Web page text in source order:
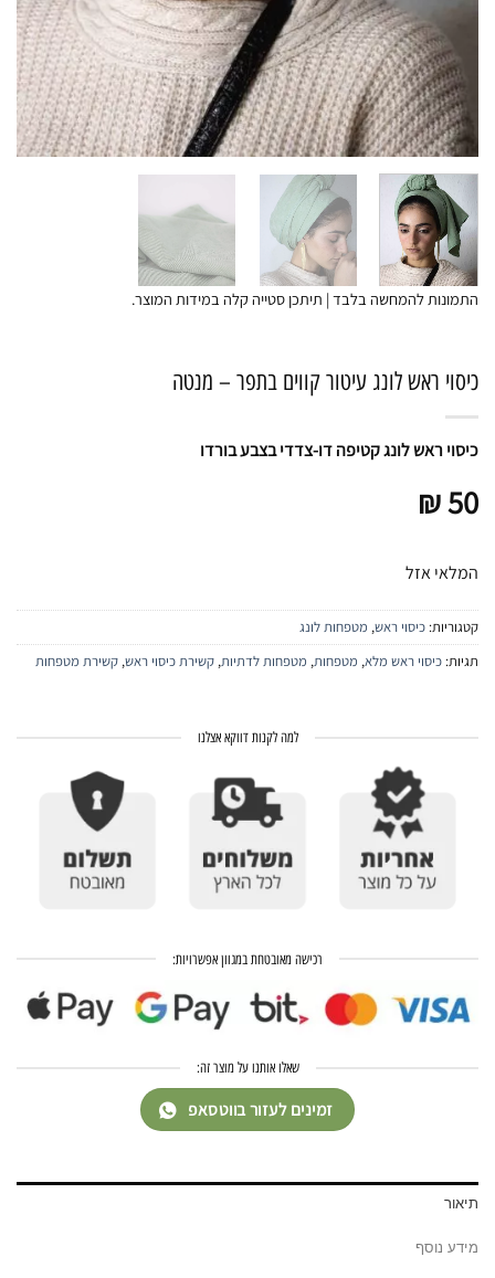
התמונות להמחשה בלבד | תיתכן סטייה קלה במידות המוצר.
כיסוי ראש לונג עיטור קווים בתפר – מנטה
כיסוי ראש לונג קטיפה דו-צדדי בצבע בורדו
₪50
המלאי אזל
קטגוריות: כיסוי ראש, מטפחות לונג
תגיות: כיסוי ראש מלא, מטפחות, מטפחות לדתיות, קשירת כיסוי ראש, קשירת מטפחות
למה לקנות דווקא אצלנו
רכישה מאובטחת במגוון אפשרויות:
שאלו אותנו על מוצר זה:
זמינים לעזור בווטסאפ
תיאור
מידע נוסף